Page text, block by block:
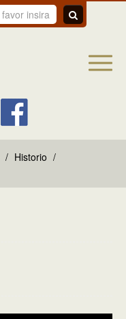
/ Historio /